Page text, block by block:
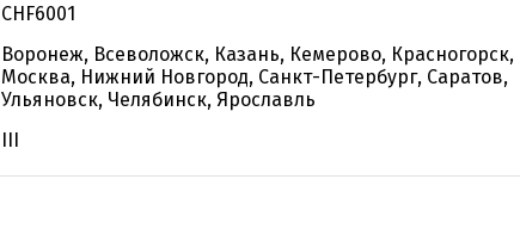
CHF6001
Воронеж, Всеволожск, Казань, Кемерово, Красногорск,
Москва, Нижний Новгород, Санкт-Петербург, Саратов,
Ульяновск, Челябинск, Ярославль
III